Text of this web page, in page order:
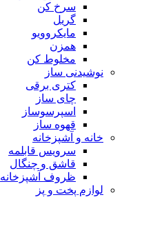
سرخ کن
گریل
مایکروویو
همزن
مخلوط کن
نوشیدنی ساز
کتری برقی
چای ساز
اسپرسوساز
قهوه ساز
خانه و آشپزخانه
سرویس قابلمه
قاشق و چنگال
ظروف آشپزخانه
لوازم پخت و پز